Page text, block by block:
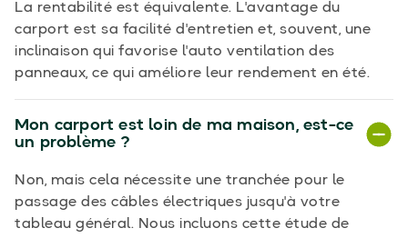
La rentabilité est équivalente. L'avantage du
carport est sa facilité d'entretien et, souvent, une
inclinaison qui favorise l'auto ventilation des
panneaux, ce qui améliore leur rendement en été.
Mon carport est loin de ma maison, est-ce
un problème ?
Non, mais cela nécessite une tranchée pour le
passage des câbles électriques jusqu'à votre
tableau général. Nous incluons cette étude de